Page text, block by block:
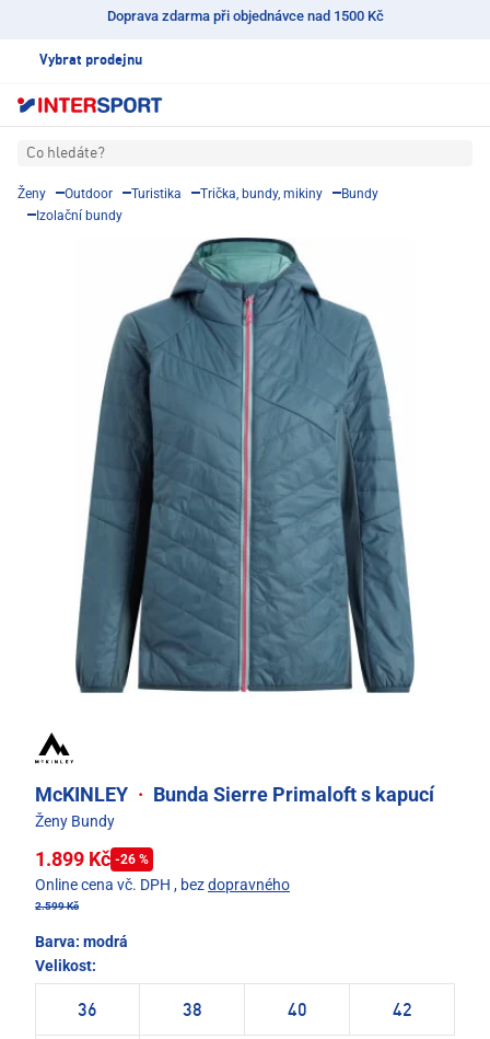
Doprava zdarma při objednávce nad 1500 Kč
Vybrat prodejnu
Co hledáte?
Ženy Outdoor Turistika Trička, bundy, mikiny
Bundy
Izolační bundy
McKINLEY · Bunda Sierre Primaloft s kapucí
Ženy Bundy
1.899 Kč -26 %
Online cena vč. DPH , bezdopravného
2.599 Kč
Barva: modrá
Velikost:
36 38 40 42